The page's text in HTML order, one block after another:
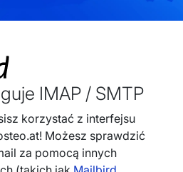
IMAP / SMTP
korzystać z interfejsu
Możesz sprawdzić
za pomocą innych